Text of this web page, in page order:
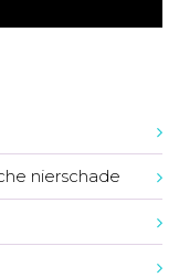
nierschade